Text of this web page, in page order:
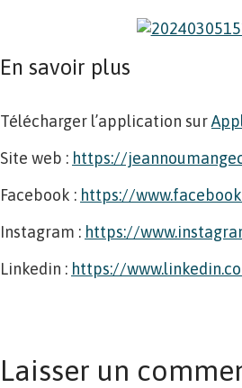
En savoir plus
Télécharger l’application sur
Site web : https://
Facebook : https://
Instagram : https://
Linkedin : https://
Laisser un